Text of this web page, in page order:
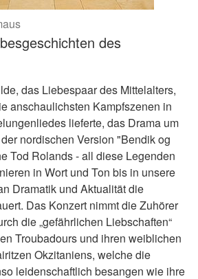
des
das Liebespaar des Mittelalters,
anschaulichsten Kampfszenen in
lieferte, das Drama um
nordischen Version "Bendik og
Tod Rolands - all diese Legenden
in Wort und Ton bis in unsere
Dramatik und Aktualität die
Das Konzert nimmt die Zuhörer
die „gefährlichen Liebschaften“
Troubadours und ihren weiblichen
Okzitaniens, welche die
leidenschaftlich besangen wie ihre